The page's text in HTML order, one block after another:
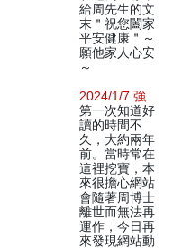
給周先生的文
末＂祝您闔家
平安健康＂～
願他家人心安
～
2024/1/7 強
第一次知道好
讀的時間不
久，大約兩年
前。當時常在
這裡挖寶，本
來很擔心網站
會隨著周博士
離世而無法再
運作，今日再
來發現網站動